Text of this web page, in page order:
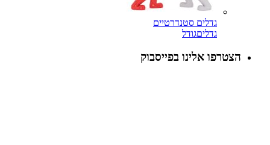
גדלים סטנדרטיים
גדליםגודל
הצטרפו אלינו בפייסבוק